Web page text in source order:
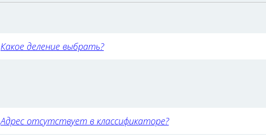
Какое деление выбрать?
Адрес отсутствует в классификаторе?